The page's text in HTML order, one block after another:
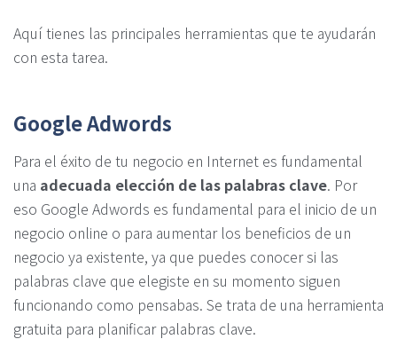
Aquí tienes las principales herramientas que te ayudarán
con esta tarea.
Google Adwords
Para el éxito de tu negocio en Internet es fundamental
una adecuada elección de las palabras clave. Por
eso Google Adwords es fundamental para el inicio de un
negocio online o para aumentar los beneficios de un
negocio ya existente, ya que puedes conocer si las
palabras clave que elegiste en su momento siguen
funcionando como pensabas. Se trata de una herramienta
gratuita para planificar palabras clave.